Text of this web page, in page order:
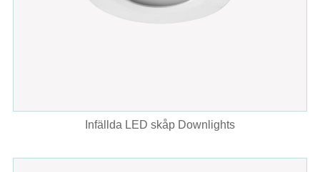
Infällda LED skåp Downlights